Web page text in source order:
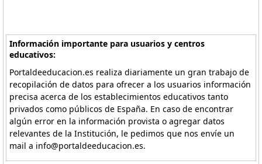
Información importante para usuarios y centros
educativos:
Portaldeeducacion.es realiza diariamente un gran trabajo de
recopilación de datos para ofrecer a los usuarios información
precisa acerca de los establecimientos educativos tanto
privados como públicos de España. En caso de encontrar
algún error en la información provista o agregar datos
relevantes de la Institución, le pedimos que nos envíe un
mail a info@portaldeeducacion.es.